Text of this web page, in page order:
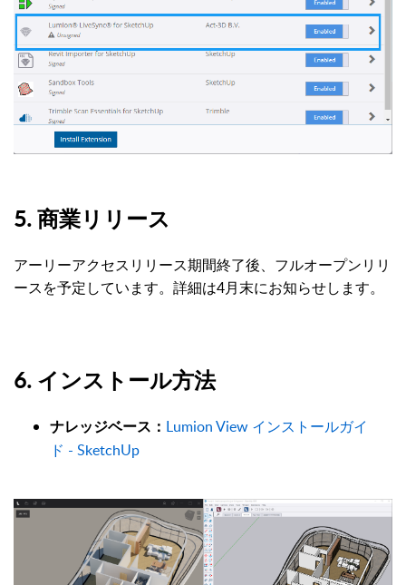
5. 商業リリース
アーリーアクセスリリース期間終了後、フルオープンリリ
ースを予定しています。詳細は4月末にお知らせします。
6. インストール方法
ナレッジベース： Lumion View インストールガイ
ド - SketchUp